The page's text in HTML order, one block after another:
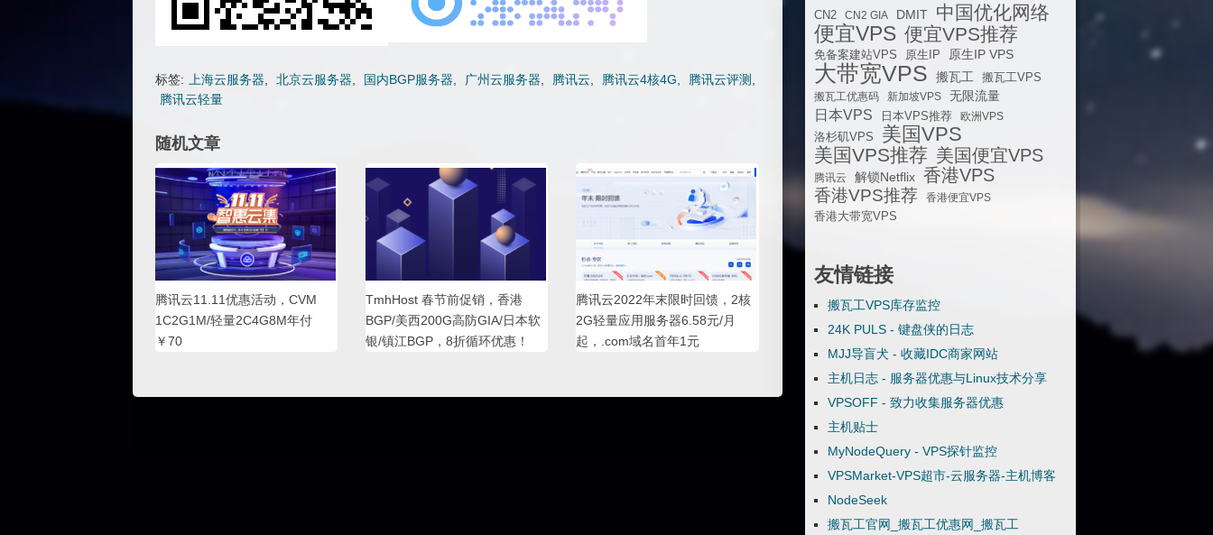
标签: 上海云服务器, 北京云服务器, 国内BGP服务器, 广州云服务器, 腾讯云, 腾讯云4核4G, 腾讯云评测 ,
腾讯云轻量
随机文章
腾讯云11.11优惠活动，CVM
1C2G1M/轻量2C4G8M年付
￥70
TmhHost 春节前促销，香港
BGP/美西200G高防GIA/日本软
银/镇江BGP，8折循环优惠！
腾讯云2022年末限时回馈，2核
2G轻量应用服务器6.58元/月
起，.com域名首年1元
CN2 CN2 GIA DMIT 中国优化网络
便宜VPS 便宜VPS推荐
免备案建站VPS 原生IP 原生IP VPS
大带宽VPS 搬瓦工
搬瓦工VPS
搬瓦工优惠码
新加坡VPS 无限流量
日本VPS 日本VPS推荐
欧洲VPS
洛杉矶VPS
美国VPS
美国VPS推荐 美国便宜VPS
腾讯云 解锁Netflix 香港VPS
香港VPS推荐
香港便宜VPS
香港大带宽VPS
友情链接
搬瓦工VPS库存监控
24K PULS - 键盘侠的日志
MJJ导盲犬 - 收藏IDC商家网站
主机日志 - 服务器优惠与Linux技术分享
VPSOFF - 致力收集服务器优惠
主机贴士
MyNodeQuery - VPS探针监控
VPSMarket-VPS超市-云服务器-主机博客
NodeSeek
搬瓦工官网_搬瓦工优惠网_搬瓦工